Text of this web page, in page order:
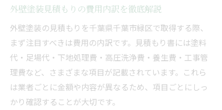
外壁塗装見積もりの費用内訳を徹底解説
外壁塗装の見積もりを千葉県千葉市緑区で取得する際、
まず注目すべきは費用の内訳です。見積もり書には塗料
代・足場代・下地処理費・高圧洗浄費・養生費・工事管
理費など、さまざまな項目が記載されています。これら
は業者ごとに金額や内容が異なるため、項目ごとにしっ
かり確認することが大切です。